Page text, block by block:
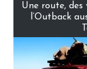
Une route, des
l’Outback